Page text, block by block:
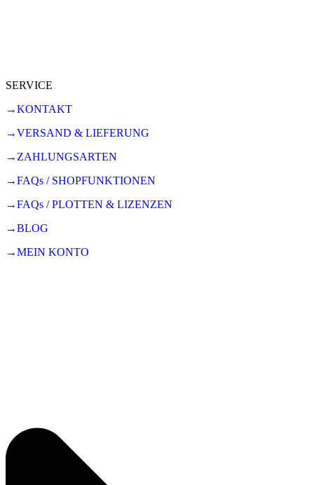
SERVICE
→KONTAKT
→VERSAND & LIEFERUNG
→ZAHLUNGSARTEN
→FAQs / SHOPFUNKTIONEN
→FAQs / PLOTTEN & LIZENZEN
→BLOG
→MEIN KONTO